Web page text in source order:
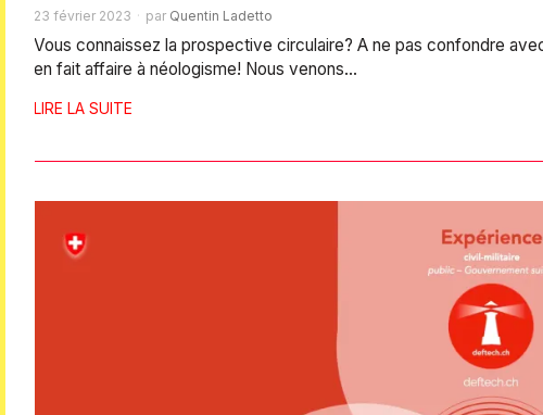
23 février 2023 par Quentin Ladetto
Vous connaissez la prospective circulaire? A ne pas confondre
en fait affaire à néologisme! Nous venons…
LIRE LA SUITE